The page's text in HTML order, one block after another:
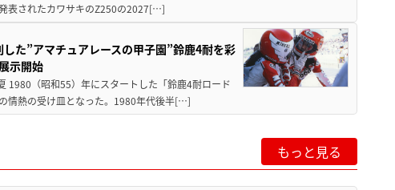
表されたカワサキのZ250の2027[…]
た”アマチュアレースの甲子園”鈴鹿4耐を彩
示開始
1980（昭和55）年にスタートした「鈴鹿4耐ロード
情熱の受け皿となった。1980年代後半[…]
もっと見る